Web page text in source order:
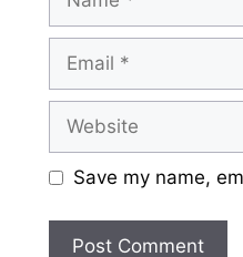
Email
Website
Save my name,